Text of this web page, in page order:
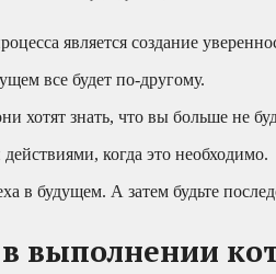
является создание
все будет по-другому.
хотят знать, что вы больше не
когда это необходимо.
в будущем. А затем будьте
выполнении